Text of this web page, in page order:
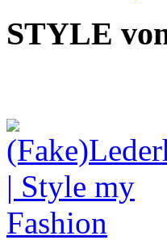
STYLE